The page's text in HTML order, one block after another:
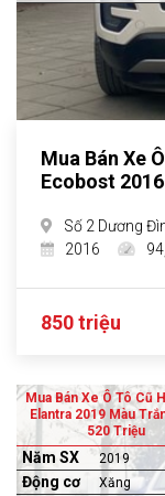
Mua Bán Xe
Ecobost 2016
Số 2 Dương
2016
850 triệu
Mua Bán Xe Ô Tô Cũ
Elantra 2019 Màu
520 Triệu
Năm SX 2019
Động cơ Xăng